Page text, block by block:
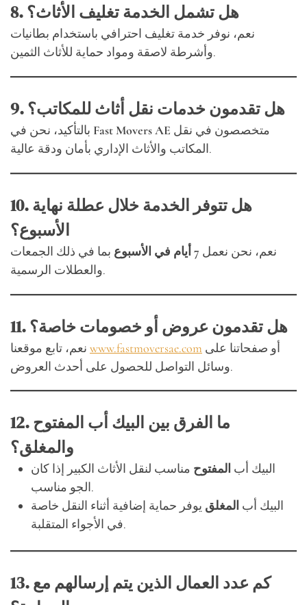
8. هل تشمل الخدمة تغليف الأثاث؟
نعم، نوفر خدمة تغليف احترافي باستخدام بطانيات
وأشرطة لاصقة ومواد حماية للأثاث الثمين.
9. هل تقدمون خدمات نقل أثاث للمكاتب؟
Fast Movers AE
المكاتب والأثاث الإداري بأمان ودقة عالية.
10. هل تتوفر الخدمة خلال عطلة نهاية
الأسبوع؟
نعم، نحن نعمل 7 أيام في الأسبوع
بما في ذلك الجمعات
والعطلات الرسمية.
11. هل تقدمون عروض أو خصومات خاصة؟
www.fastmoversae.com
وسائل التواصل للحصول على أحدث العروض.
12. ما الفرق بين البيك أب المفتوح
والمغلق؟
البيك أب المفتوح مناسب لنقل الأثاث الكبير إذا كان
الجو مناسب.
البيك أب المغلق يوفر حماية إضافية أثناء النقل خاصة
في الأجواء المتقلبة.
13. كم عدد العمال الذين يتم إرسالهم مع